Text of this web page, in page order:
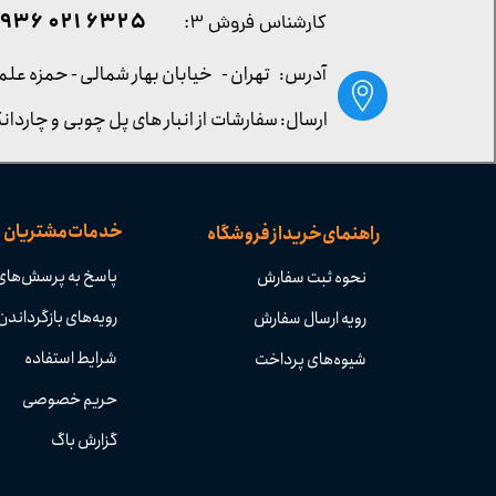
راهنمای خرید از فروشگاه
نحوه ثبت سفارش
رویه ارسال سفارش
شیوه‌های پرداخت
خدمات مشتریان
پاسخ به
رویه‌های
شرایط استفاده
حریم خصوصی
گزارش باگ
کارشناس فروش ۳: ۶۳۲۵ ۰۲۱ ۰۹۳۶
آدرس: تهران - خیابان بهار شمالی - حمزه
ارسال: سفارشات از انبار های پل چوبی و